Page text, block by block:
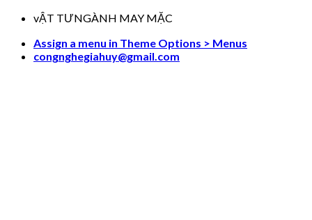
Skip
content
vẬT TƯNGÀNH MAY MẶC
Assign a menu in Theme Options > Menus
congnghegiahuy@gmail.com